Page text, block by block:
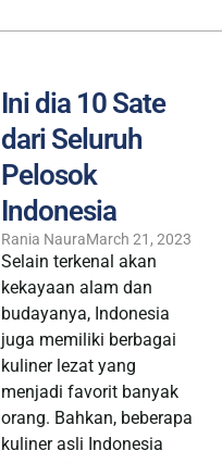
Ini dia 10 Sate
dari Seluruh
Pelosok
Indonesia
Rania NauraMarch 21, 2023
Selain terkenal akan
kekayaan alam dan
budayanya, Indonesia
juga memiliki berbagai
kuliner lezat yang
menjadi favorit banyak
orang. Bahkan, beberapa
kuliner asli Indonesia